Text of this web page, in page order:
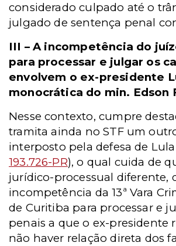
considerado culpado até o
julgado de sentença penal
III – A incompetência do
para processar e julgar os
envolvem o ex-presidente
monocrática do min. Edson
Nesse contexto, cumpre
tramita ainda no STF um
interposto pela defesa de
193.726-PR), o qual cuida de
jurídico-processual diferente,
incompetência da 13ª Vara
de Curitiba para processar e
penais a que o ex-presidente
não haver relação direta dos